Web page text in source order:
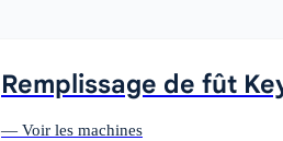
Remplissage de fût
— Voir les machines